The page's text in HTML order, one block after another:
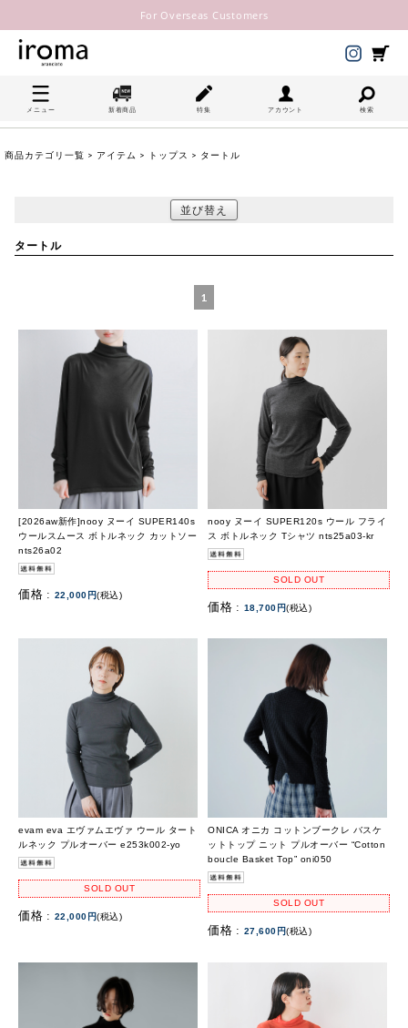
For Overseas Customers
メニュー 新着商品 特集 アカウント 検索
商品カテゴリ一覧 > アイテム > トップス > タートル
並び替え
タートル
1
[2026aw新作]nooy ヌーイ SUPER140s
ウールスムース ボトルネック カットソー
nts26a02
価格 : 22,000円(税込)
nooy ヌーイ SUPER120s ウール フライ
ス ボトルネック Tシャツ nts25a03-kr
SOLD OUT
価格 : 18,700円(税込)
evam eva エヴァムエヴァ ウール タート
ルネック プルオーバー e253k002-yo
SOLD OUT
価格 : 22,000円(税込)
ONICA オニカ コットンブークレ バスケ
ットトップ ニット プルオーバー “Cotton
boucle Basket Top” oni050
SOLD OUT
価格 : 27,600円(税込)